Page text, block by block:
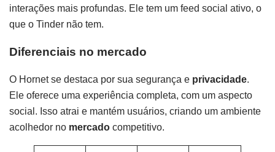
interações mais profundas. Ele tem um feed social ativo, o
que o Tinder não tem.
Diferenciais no mercado
O Hornet se destaca por sua segurança e privacidade.
Ele oferece uma experiência completa, com um aspecto
social. Isso atrai e mantém usuários, criando um ambiente
acolhedor no mercado competitivo.